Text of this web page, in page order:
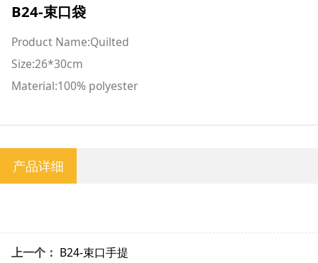
B24-束口袋
Product Name:Quilted
Size:26*30cm
Material:100% polyester
产品详细
上一个： B24-束口手提